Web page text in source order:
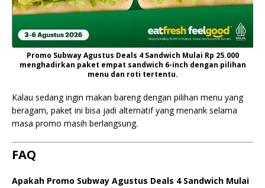
Promo Subway Agustus Deals 4 Sandwich Mulai Rp 25.000
menghadirkan paket empat sandwich 6-inch dengan pilihan
menu dan roti tertentu.
Kalau sedang ingin makan bareng dengan pilihan menu yang
beragam, paket ini bisa jadi alternatif yang menarik selama
masa promo masih berlangsung.
FAQ
Apakah Promo Subway Agustus Deals 4 Sandwich Mulai